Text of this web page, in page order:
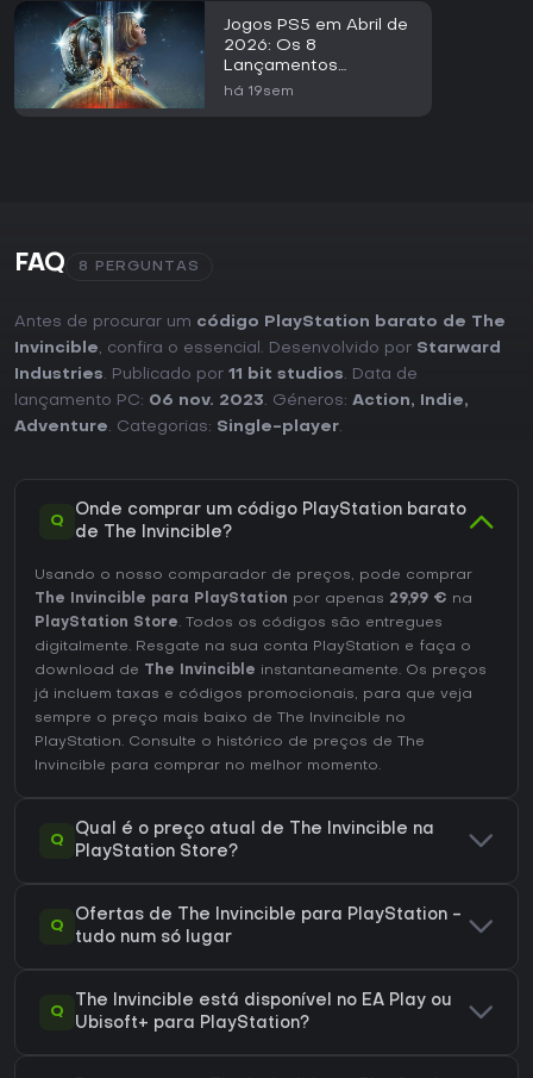
Jogos PS5 em Abril de
2026: Os 8
Lançamentos
Principais
há 19sem
FAQ 8 PERGUNTAS
Antes de procurar um código PlayStation barato de The
Invincible, confira o essencial. Desenvolvido por Starward
Industries. Publicado por 11 bit studios. Data de
lançamento PC: 06 nov. 2023. Géneros: Action, Indie,
Adventure. Categorias: Single-player.
Q
Onde comprar um código PlayStation barato
de The Invincible?
Usando o nosso comparador de preços, pode comprar
The Invincible para PlayStation por apenas 29,99 € na
PlayStation Store. Todos os códigos são entregues
digitalmente. Resgate na sua conta PlayStation e faça o
download de
The Invincible instantaneamente. Os preços
já incluem taxas e códigos promocionais, para que veja
sempre o preço mais baixo de The Invincible no
PlayStation. Consulte o histórico de preços de The
Invincible para comprar no melhor momento.
Q
Qual é o preço atual de The Invincible na
PlayStation Store?
Q
Ofertas de The Invincible para PlayStation -
tudo num só lugar
Q
The Invincible está disponível no EA Play ou
Ubisoft+ para PlayStation?